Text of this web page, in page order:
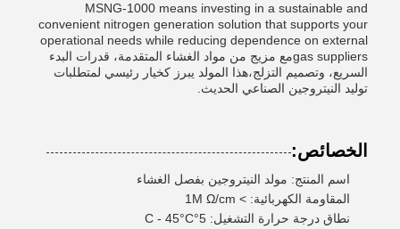
MSNG-1000 means investing in a sustainable and
convenient nitrogen generation solution that supports your
operational needs while reducing dependence on external
gas suppliersمع مزيج من مواد الغشاء المتقدمة، قدرات البدء
السريع، وتصميم التزلج،هذا المولد يبرز كخيار رئيسي لمتطلبات
توليد النيتروجين الصناعي الحديث.
الخصائص:
اسم المنتج: مولد النيتروجين بفصل الغشاء
المقاومة الكهربائية: > 1M Ω/cm
نطاق درجة حرارة التشغيل: 5°C - 45°C